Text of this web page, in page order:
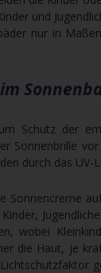
und
nur in
Schutz der
Sonnenbrille
durch das UV-
wobei
die Haut, je